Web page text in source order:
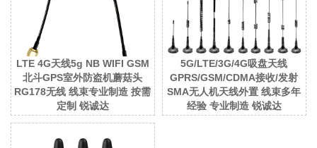
LTE 4G天线5g NB WIFI GSM
北斗GPS室外防盗机蘑菇头
RG178无线 线束专业制造 按需
定制 锐诚达
5G/LTE/3G/4G吸盘天线
GPRS/GSM/CDMA接收/发射
SMA无人机天线外置 线束多年
经验 专业制造 锐诚达